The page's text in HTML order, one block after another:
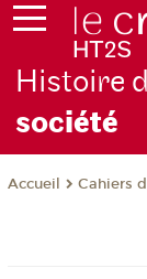
Histoire
société
Accueil Cahiers